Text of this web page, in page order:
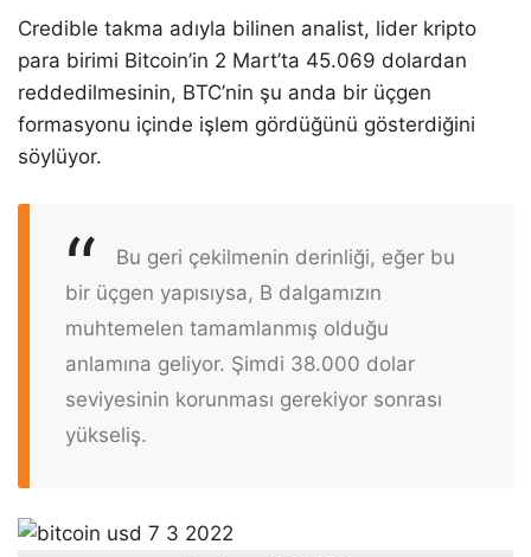
Credible takma adıyla bilinen analist, lider kripto
para birimi Bitcoin’in 2 Mart’ta 45.069 dolardan
reddedilmesinin, BTC’nin şu anda bir üçgen
formasyonu içinde işlem gördüğünü gösterdiğini
söylüyor.
Bu geri çekilmenin derinliği, eğer bu
bir üçgen yapısıysa, B dalgamızın
muhtemelen tamamlanmış olduğu
anlamına geliyor. Şimdi 38.000 dolar
seviyesinin korunması gerekiyor sonrası
yükseliş.